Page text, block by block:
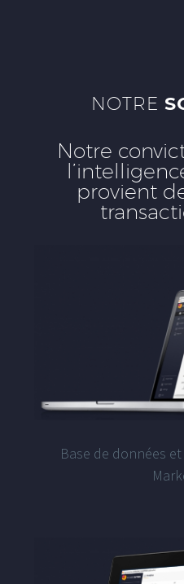
NOTRE
Notre
provient
Base de données